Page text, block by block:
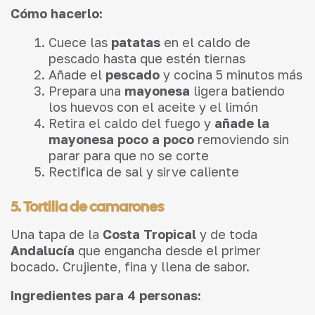
Cómo hacerlo:
Cuece las patatas en el caldo de
pescado hasta que estén tiernas
Añade el pescado y cocina 5 minutos más
Prepara una mayonesa ligera batiendo
los huevos con el aceite y el limón
Retira el caldo del fuego y añade la
mayonesa poco a poco removiendo sin
parar para que no se corte
Rectifica de sal y sirve caliente
5. Tortilla de camarones
Una tapa de la Costa Tropical y de toda
Andalucía que engancha desde el primer
bocado. Crujiente, fina y llena de sabor.
Ingredientes para 4 personas: